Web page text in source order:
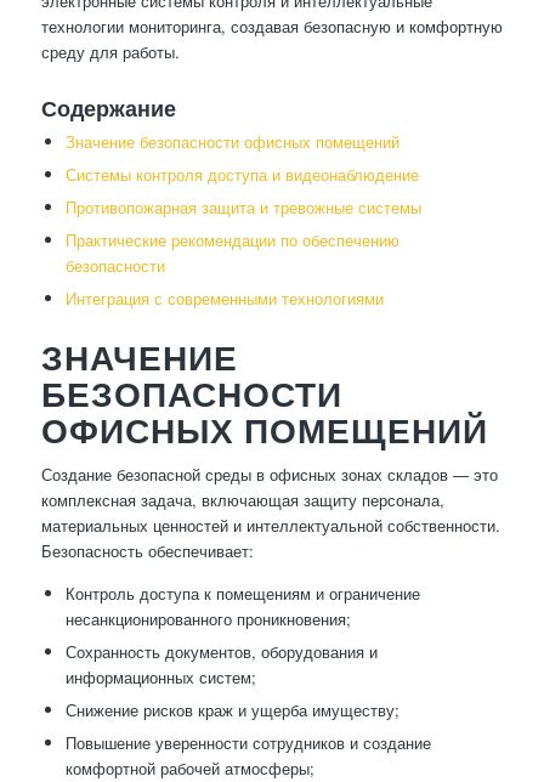
технологии мониторинга, создавая безопасную и комфортную
среду для работы.
Содержание
Значение безопасности офисных помещений
Системы контроля доступа и видеонаблюдение
Противопожарная защита и тревожные системы
Практические рекомендации по обеспечению
безопасности
Интеграция с современными технологиями
ЗНАЧЕНИЕ
БЕЗОПАСНОСТИ
ОФИСНЫХ ПОМЕЩЕНИЙ
Создание безопасной среды в офисных зонах складов — это
комплексная задача, включающая защиту персонала,
материальных ценностей и интеллектуальной собственности.
Безопасность обеспечивает:
Контроль доступа к помещениям и ограничение
несанкционированного проникновения;
Сохранность документов, оборудования и
информационных систем;
Снижение рисков краж и ущерба имуществу;
Повышение уверенности сотрудников и создание
комфортной рабочей атмосферы;